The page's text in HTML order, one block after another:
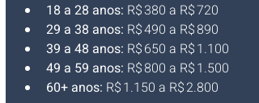
18 a 28 anos: R$ 380 a R$ 720
29 a 38 anos: R$ 490 a R$ 890
39 a 48 anos: R$ 650 a R$ 1.100
49 a 59 anos: R$ 800 a R$ 1.500
60+ anos: R$ 1.150 a R$ 2.800